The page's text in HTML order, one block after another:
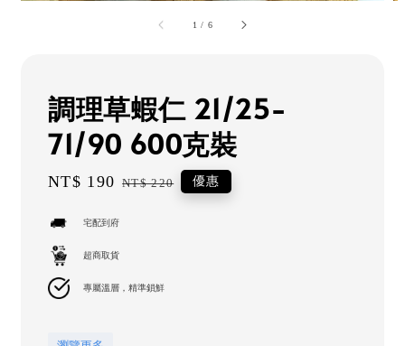
1 / 6
調理草蝦仁 21/25-
71/90 600克裝
Sale
NT$ 190 Regular
NT$ 220 優惠
宅配到府
超商取貨
專屬溫層，精準鎖鮮